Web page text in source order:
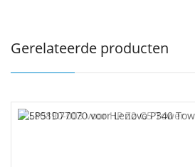
Gerelateerde producten